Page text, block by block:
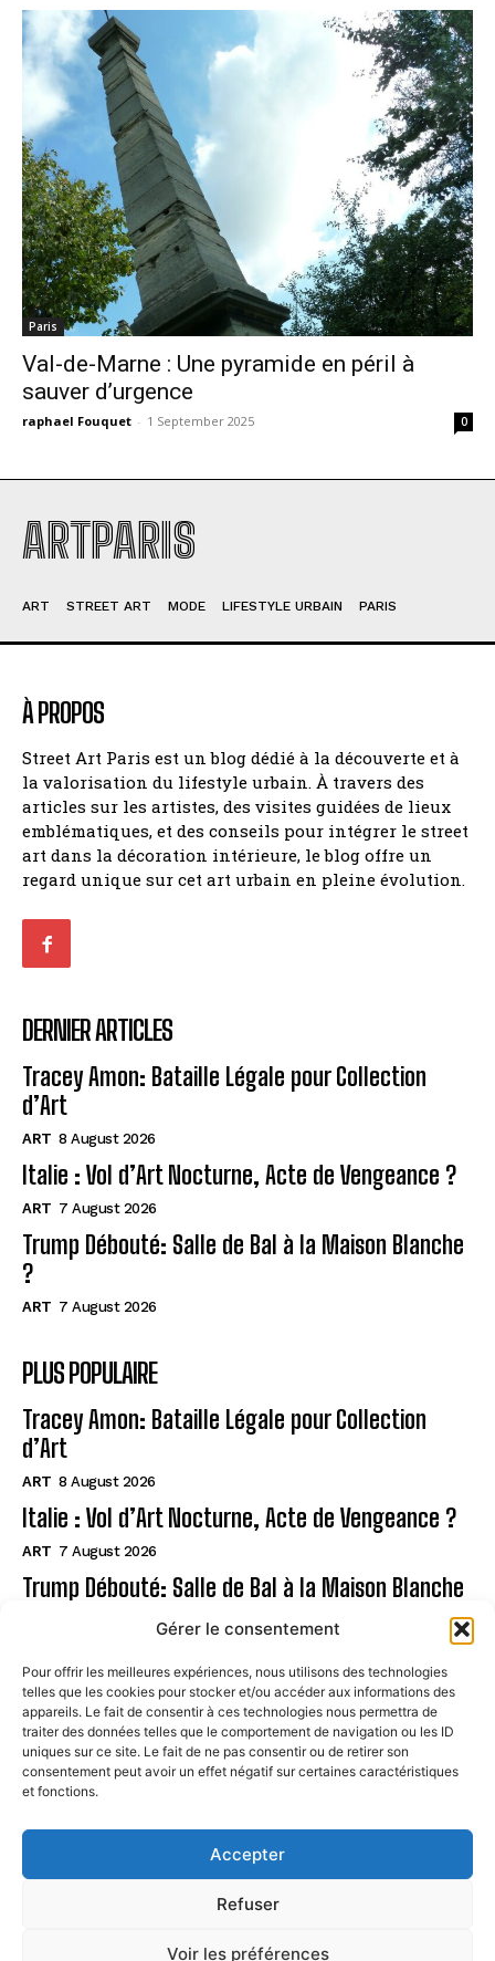
Gérer le consentement
Pour offrir les meilleures expériences, nous utilisons des technologies
telles que les cookies pour stocker et/ou accéder aux informations des
appareils. Le fait de consentir à ces technologies nous permettra de
traiter des données telles que le comportement de navigation ou les ID
uniques sur ce site. Le fait de ne pas consentir ou de retirer son
consentement peut avoir un effet négatif sur certaines caractéristiques
et fonctions.
Accepter
Refuser
Voir les préférences
Paris
Val-de-Marne : Une pyramide en péril à
sauver d’urgence
raphael Fouquet - 1 September 2025 0
ARTPARIS
ART STREET ART MODE LIFESTYLE URBAIN PARIS
À PROPOS
Street Art Paris est un blog dédié à la découverte et à
la valorisation du lifestyle urbain. À travers des
articles sur les artistes, des visites guidées de lieux
emblématiques, et des conseils pour intégrer le street
art dans la décoration intérieure, le blog offre un
regard unique sur cet art urbain en pleine évolution.
DERNIER ARTICLES
Tracey Amon: Bataille Légale pour Collection
d’Art
ART 8 August 2026
Italie : Vol d’Art Nocturne, Acte de Vengeance ?
ART 7 August 2026
Trump Débouté: Salle de Bal à la Maison Blanche
?
ART 7 August 2026
PLUS POPULAIRE
Tracey Amon: Bataille Légale pour Collection
d’Art
ART 8 August 2026
Italie : Vol d’Art Nocturne, Acte de Vengeance ?
ART 7 August 2026
Trump Débouté: Salle de Bal à la Maison Blanche
Page
CONTACT
MENTIONS LÉGALES